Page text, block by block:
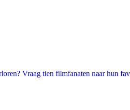
Vraag tien filmfanaten naar hun